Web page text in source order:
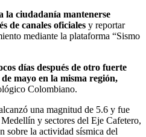
la ciudadanía mantenerse
de canales oficiales y reportar
mediante la plataforma “Sismo
días después de otro fuerte
mayo en la misma región,
Colombiano.
una magnitud de 5.6 y fue
y sectores del Eje Cafetero,
sobre la actividad sísmica del